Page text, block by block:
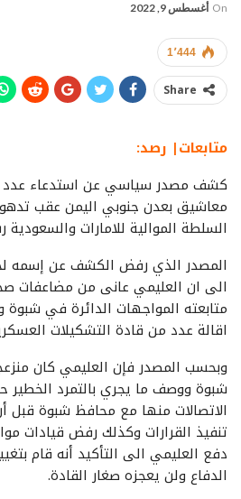
On أغسطس 9, 2022
1٬444
Share
متابعات| رصد:
كشف مصدر سياسي عن استدعاء عدد
معاشيق بعدن جنوبي اليمن عقب
السلطة الموالية للامارات والسعودية
المصدر الذي رفض الكشف عن إسمه
الى ان العليمي عانى من مضاعفات
متابعته المواجهات الدائرة في شبوة
اقالة عدد من قادة التشكيلات
وبحسب المصدر فإن العليمي كان
شبوة ووصف ما يجري بالتمرد
الاتصالات منها مع محافظ شبوة قبل
تنفيذ القرارات وكذلك رفض قيادات
دفع العليمي الى التأكيد أنه قام
الدفاع ولن يعجزه صغار القادة.